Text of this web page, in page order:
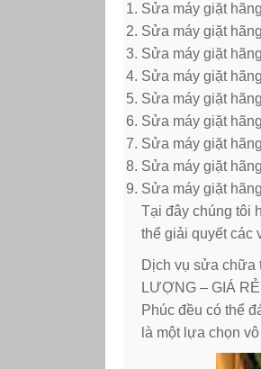
Sửa máy giặt
Sửa máy giặt
Sửa máy giặt
Sửa máy giặt
Sửa máy giặt
Sửa máy giặt
Sửa máy giặt
Sửa máy giặt
Sửa máy giặt
Tại đây chúng tôi
thể giải quyết các
Dịch vụ sửa chữa
LƯỢNG – GIÁ
Phúc đều có thể
là một lựa chọn